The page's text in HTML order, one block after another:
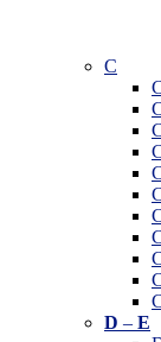
C
D – E